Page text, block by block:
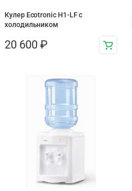
Кулер Ecotronic H1-LF с
холодильником
20 600 ₽